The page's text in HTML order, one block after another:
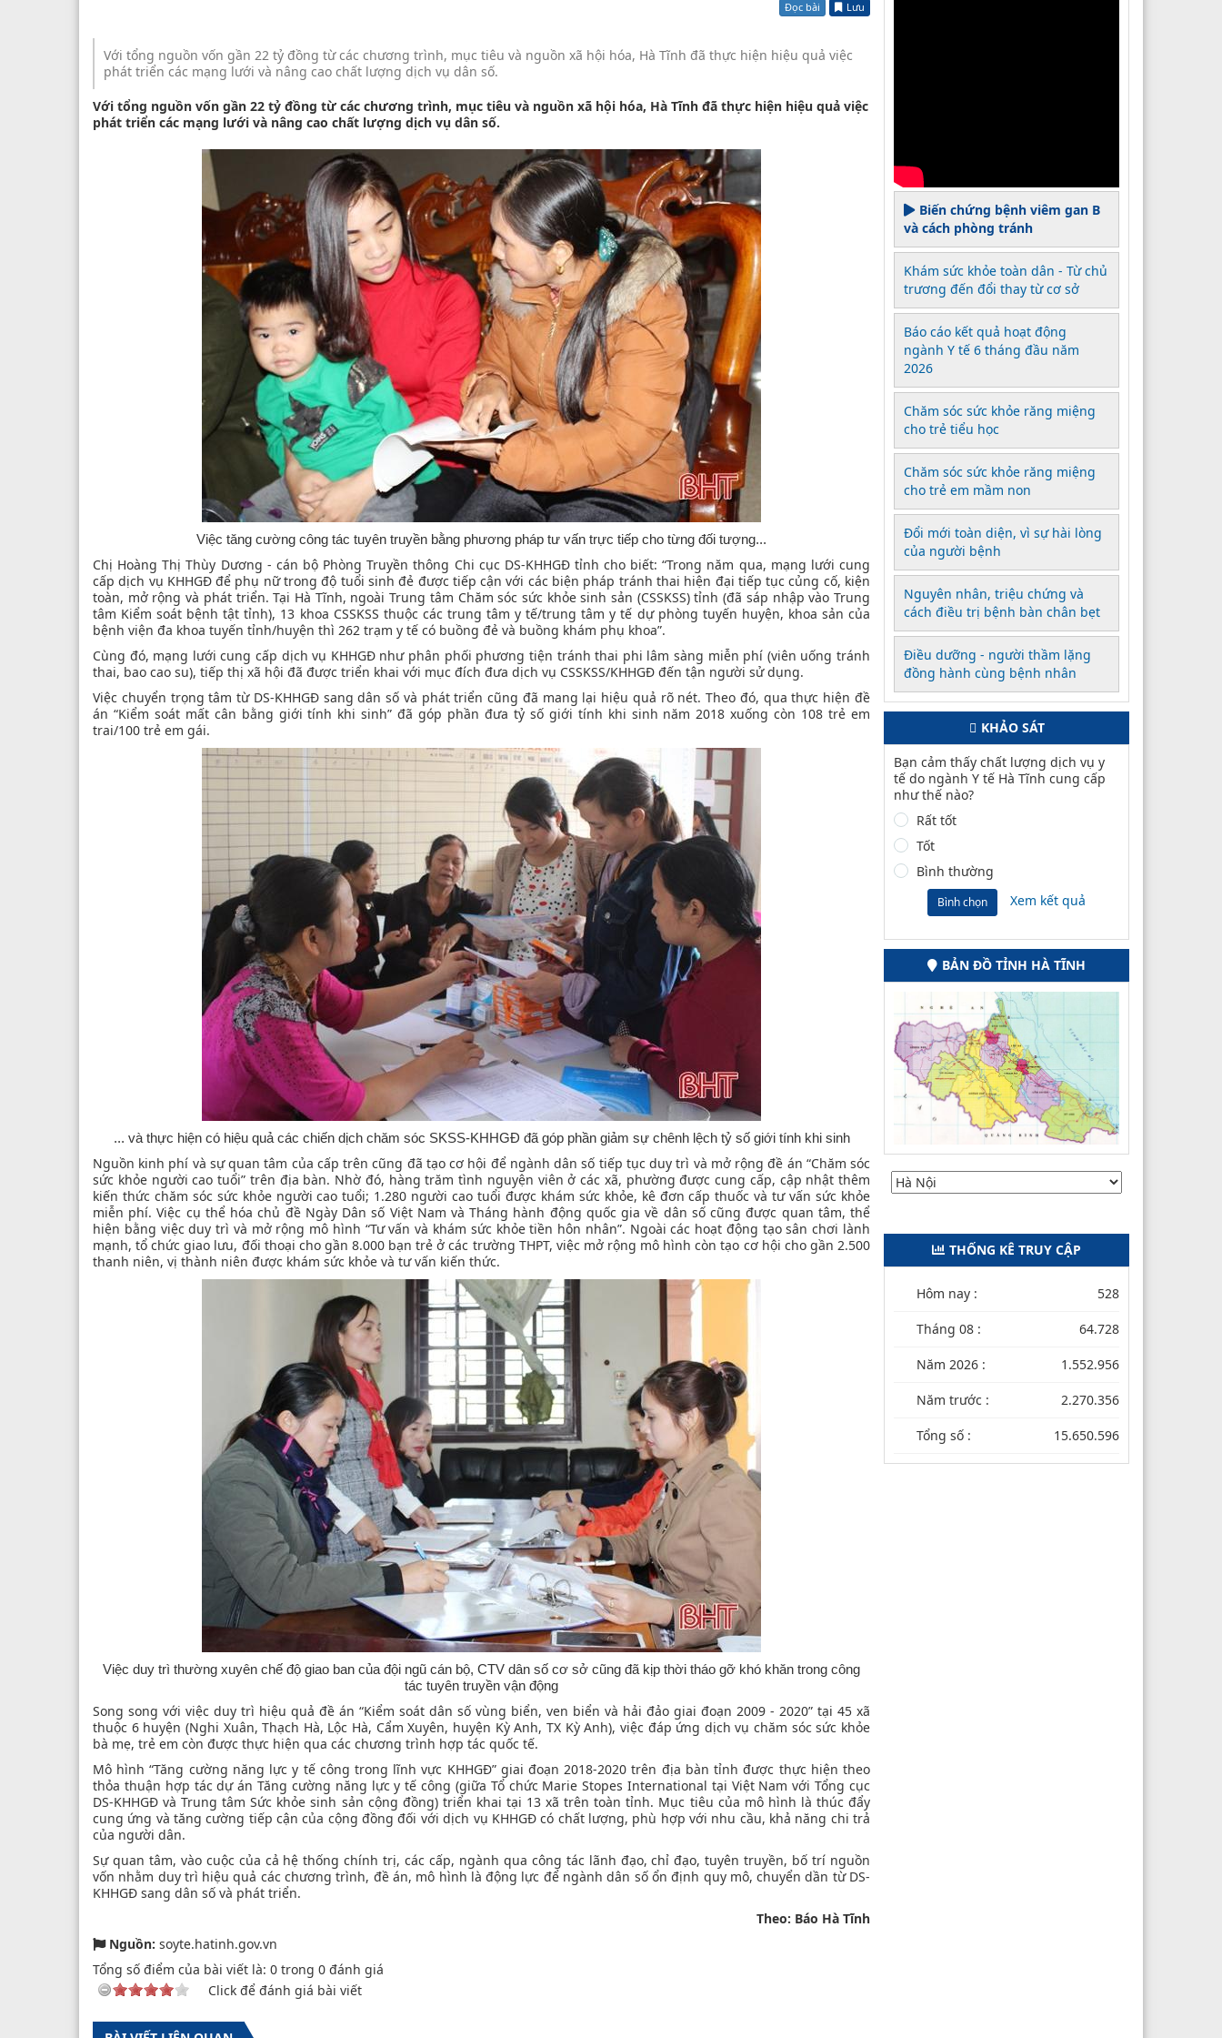
Đọc bài Lưu
Với tổng nguồn vốn gần 22 tỷ đồng từ các chương trình, mục tiêu và nguồn xã hội hóa, Hà Tĩnh đã thực hiện hiệu quả việc
phát triển các mạng lưới và nâng cao chất lượng dịch vụ dân số.
Với tổng nguồn vốn gần 22 tỷ đồng từ các chương trình, mục tiêu và nguồn xã hội hóa, Hà Tĩnh đã thực hiện hiệu quả việc
phát triển các mạng lưới và nâng cao chất lượng dịch vụ dân số.
Việc tăng cường công tác tuyên truyền bằng phương pháp tư vấn trực tiếp cho từng đối tượng...
Chị Hoàng Thị Thùy Dương - cán bộ Phòng Truyền thông Chi cục DS-KHHGĐ tỉnh cho biết: “Trong năm qua, mạng lưới cung
cấp dịch vụ KHHGĐ để phụ nữ trong độ tuổi sinh đẻ được tiếp cận với các biện pháp tránh thai hiện đại tiếp tục củng cố, kiện
toàn, mở rộng và phát triển. Tại Hà Tĩnh, ngoài Trung tâm Chăm sóc sức khỏe sinh sản (CSSKSS) tỉnh (đã sáp nhập vào Trung
tâm Kiểm soát bệnh tật tỉnh), 13 khoa CSSKSS thuộc các trung tâm y tế/trung tâm y tế dự phòng tuyến huyện, khoa sản của
bệnh viện đa khoa tuyến tỉnh/huyện thì 262 trạm y tế có buồng đẻ và buồng khám phụ khoa”.
Cùng đó, mạng lưới cung cấp dịch vụ KHHGĐ như phân phối phương tiện tránh thai phi lâm sàng miễn phí (viên uống tránh
thai, bao cao su), tiếp thị xã hội đã được triển khai với mục đích đưa dịch vụ CSSKSS/KHHGĐ đến tận người sử dụng.
Việc chuyển trọng tâm từ DS-KHHGĐ sang dân số và phát triển cũng đã mang lại hiệu quả rõ nét. Theo đó, qua thực hiện đề
án “Kiểm soát mất cân bằng giới tính khi sinh” đã góp phần đưa tỷ số giới tính khi sinh năm 2018 xuống còn 108 trẻ em
trai/100 trẻ em gái.
... và thực hiện có hiệu quả các chiến dịch chăm sóc SKSS-KHHGĐ đã góp phần giảm sự chênh lệch tỷ số giới tính khi sinh
Nguồn kinh phí và sự quan tâm của cấp trên cũng đã tạo cơ hội để ngành dân số tiếp tục duy trì và mở rộng đề án “Chăm sóc
sức khỏe người cao tuổi” trên địa bàn. Nhờ đó, hàng trăm tình nguyện viên ở các xã, phường được cung cấp, cập nhật thêm
kiến thức chăm sóc sức khỏe người cao tuổi; 1.280 người cao tuổi được khám sức khỏe, kê đơn cấp thuốc và tư vấn sức khỏe
miễn phí. Việc cụ thể hóa chủ đề Ngày Dân số Việt Nam và Tháng hành động quốc gia về dân số cũng được quan tâm, thể
hiện bằng việc duy trì và mở rộng mô hình “Tư vấn và khám sức khỏe tiền hôn nhân”. Ngoài các hoạt động tạo sân chơi lành
mạnh, tổ chức giao lưu, đối thoại cho gần 8.000 bạn trẻ ở các trường THPT, việc mở rộng mô hình còn tạo cơ hội cho gần 2.500
thanh niên, vị thành niên được khám sức khỏe và tư vấn kiến thức.
Việc duy trì thường xuyên chế độ giao ban của đội ngũ cán bộ, CTV dân số cơ sở cũng đã kịp thời tháo gỡ khó khăn trong công
tác tuyên truyền vận động
Song song với việc duy trì hiệu quả đề án “Kiểm soát dân số vùng biển, ven biển và hải đảo giai đoạn 2009 - 2020” tại 45 xã
thuộc 6 huyện (Nghi Xuân, Thạch Hà, Lộc Hà, Cẩm Xuyên, huyện Kỳ Anh, TX Kỳ Anh), việc đáp ứng dịch vụ chăm sóc sức khỏe
bà mẹ, trẻ em còn được thực hiện qua các chương trình hợp tác quốc tế.
Mô hình “Tăng cường năng lực y tế công trong lĩnh vực KHHGĐ” giai đoạn 2018-2020 trên địa bàn tỉnh được thực hiện theo
thỏa thuận hợp tác dự án Tăng cường năng lực y tế công (giữa Tổ chức Marie Stopes International tại Việt Nam với Tổng cục
DS-KHHGĐ và Trung tâm Sức khỏe sinh sản cộng đồng) triển khai tại 13 xã trên toàn tỉnh. Mục tiêu của mô hình là thúc đẩy
cung ứng và tăng cường tiếp cận của cộng đồng đối với dịch vụ KHHGĐ có chất lượng, phù hợp với nhu cầu, khả năng chi trả
của người dân.
Sự quan tâm, vào cuộc của cả hệ thống chính trị, các cấp, ngành qua công tác lãnh đạo, chỉ đạo, tuyên truyền, bố trí nguồn
vốn nhằm duy trì hiệu quả các chương trình, đề án, mô hình là động lực để ngành dân số ổn định quy mô, chuyển dần từ DS-
KHHGĐ sang dân số và phát triển.
Theo: Báo Hà Tĩnh
Nguồn: soyte.hatinh.gov.vn
Tổng số điểm của bài viết là: 0 trong 0 đánh giá
Click để đánh giá bài viết
Biến chứng bệnh viêm gan B
và cách phòng tránh
Khám sức khỏe toàn dân - Từ chủ
trương đến đổi thay từ cơ sở
Báo cáo kết quả hoạt động
ngành Y tế 6 tháng đầu năm
2026
Chăm sóc sức khỏe răng miệng
cho trẻ tiểu học
Chăm sóc sức khỏe răng miệng
cho trẻ em mầm non
Đổi mới toàn diện, vì sự hài lòng
của người bệnh
Nguyên nhân, triệu chứng và
cách điều trị bệnh bàn chân bẹt
Điều dưỡng - người thầm lặng
đồng hành cùng bệnh nhân
KHẢO SÁT
Bạn cảm thấy chất lượng dịch vụ y
tế do ngành Y tế Hà Tĩnh cung cấp
như thế nào?
Rất tốt
Tốt
Bình thường
Bình chọn Xem kết quả
BẢN ĐỒ TỈNH HÀ TĨNH
THỐNG KÊ TRUY CẬP
Hôm nay : 528
Tháng 08 : 64.728
Năm 2026 : 1.552.956
Năm trước : 2.270.356
Tổng số : 15.650.596